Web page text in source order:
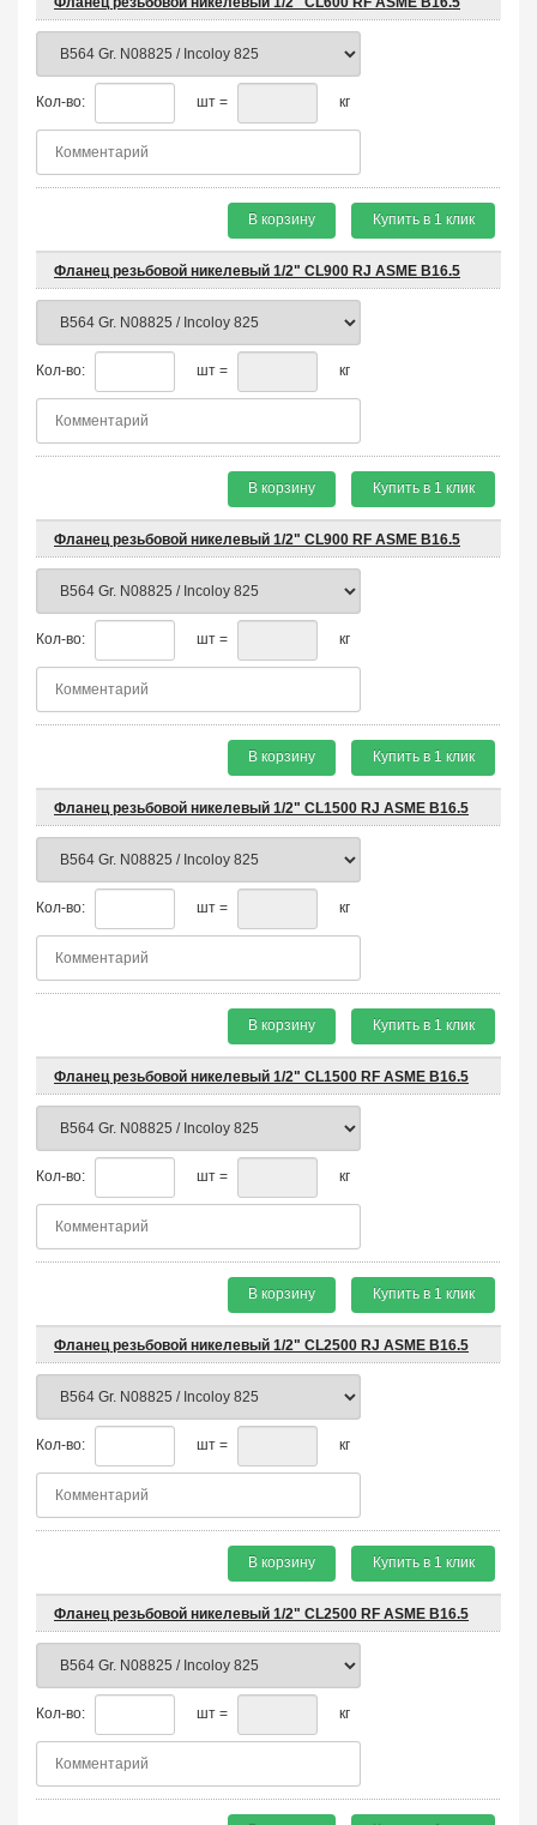
Кол-во: шт = кг
В корзину Купить в 1 клик
Фланец резьбовой никелевый 1/2" CL900 RJ ASME B16.5
Кол-во: шт = кг
В корзину Купить в 1 клик
Фланец резьбовой никелевый 1/2" CL900 RF ASME B16.5
Кол-во: шт = кг
В корзину Купить в 1 клик
Фланец резьбовой никелевый 1/2" CL1500 RJ ASME B16.5
Кол-во: шт = кг
В корзину Купить в 1 клик
Фланец резьбовой никелевый 1/2" CL1500 RF ASME B16.5
Кол-во: шт = кг
В корзину Купить в 1 клик
Фланец резьбовой никелевый 1/2" CL2500 RJ ASME B16.5
Кол-во: шт = кг
В корзину Купить в 1 клик
Фланец резьбовой никелевый 1/2" CL2500 RF ASME B16.5
Кол-во: шт = кг